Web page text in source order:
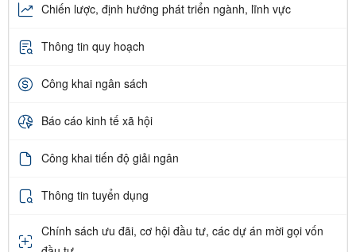
Chiến lược, định hướng phát triển ngành, lĩnh vực
Thông tin quy hoạch
Công khai ngân sách
Báo cáo kinh tế xã hội
Công khai tiến độ giải ngân
Thông tin tuyển dụng
Chính sách ưu đãi, cơ hội đầu tư, các dự án mời gọi vốn